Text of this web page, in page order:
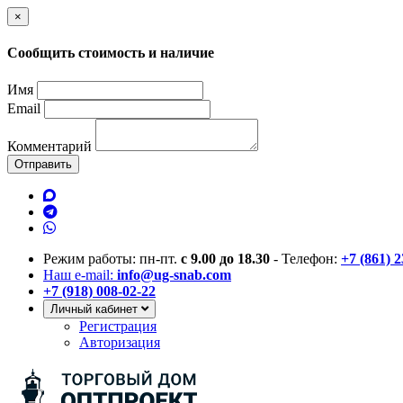
×
Сообщить стоимость и наличие
Имя
Email
Комментарий
Отправить
Режим работы: пн-пт. с 9.00 до 18.30 - Телефон: +7 (861)
Наш e-mail: info@ug-snab.com
+7 (918) 008-02-22
Личный кабинет
Регистрация
Авторизация